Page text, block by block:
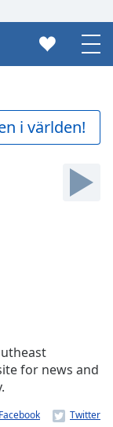
i världen!
for news and